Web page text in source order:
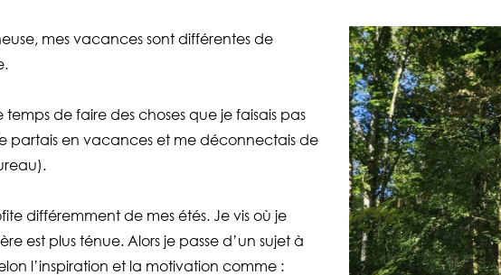
mes vacances sont différentes de
temps de faire des choses que je faisais pas
partais en vacances et me déconnectais de
différemment de mes étés. Je vis où je
est plus ténue. Alors je passe d’un sujet à
l’inspiration et la motivation comme :